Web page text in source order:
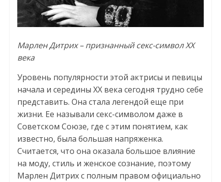
Марлен Дитрих – признанный секс-символ XX
века
Уровень популярности этой актрисы и певицы
начала и середины XX века сегодня трудно себе
представить. Она стала легендой еще при
жизни. Ее называли секс-символом даже в
Советском Союзе, где с этим понятием, как
известно, была большая напряженка.
Считается, что она оказала большое влияние
на моду, стиль и женское сознание, поэтому
Марлен Дитрих с полным правом официально